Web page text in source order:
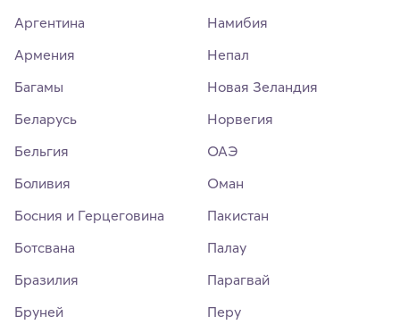
Аргентина
Армения
Багамы
Беларусь
Бельгия
Боливия
Босния и Герцеговина
Ботсвана
Бразилия
Бруней
Намибия
Непал
Новая Зеландия
Норвегия
ОАЭ
Оман
Пакистан
Палау
Парагвай
Перу